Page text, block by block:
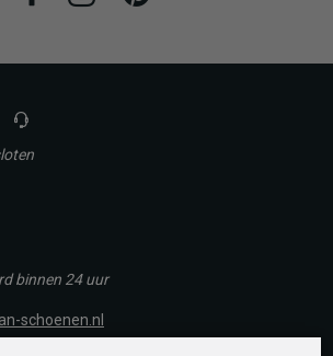
binnen 24 uur
schoenen.nl